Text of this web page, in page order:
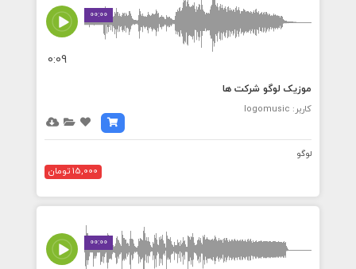
00:00
0:09
موزیک لوگو شرکت ها
کاربر: logomusic
لوگو
15,000 تومان
00:00